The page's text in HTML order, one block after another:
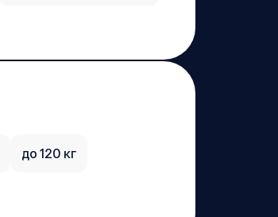
до 120 кг